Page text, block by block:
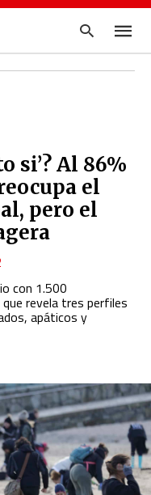
y
si’? Al 86%
el
pero el
con 1.500
revela tres perfiles
apáticos y